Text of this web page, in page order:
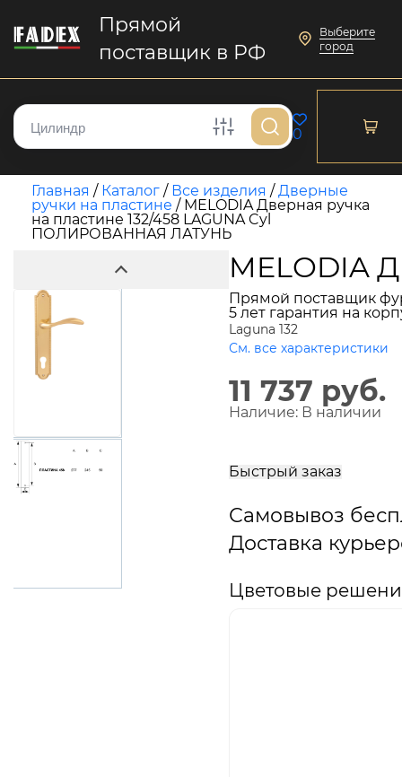
Прямой
поставщик в РФ
Выберите
город
0
Главная / Каталог / Все изделия /Дверные
ручки на пластине / MELODIA Дверная ручка
на пластине 132/458 LAGUNA Cyl
ПОЛИРОВАННАЯ ЛАТУНЬ
MELODIA
Прямой поставщик
5 лет гарантия на
Laguna 132
См. все характеристики
11 737 руб.
Наличие: В наличии
Быстрый заказ
Самовывоз
Доставка
Цветовые